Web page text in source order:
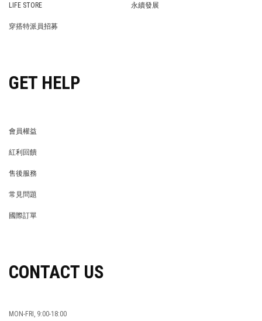
LIFE STORE
永續發展
穿搭特派員招募
GET HELP
會員權益
紅利回饋
售後服務
常見問題
國際訂單
CONTACT US
MON-FRI, 9:00-18:00